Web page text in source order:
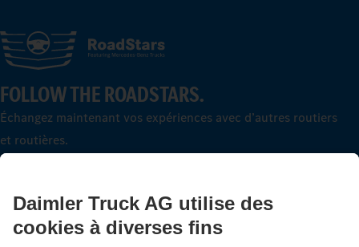
FOLLOW THE ROADSTARS.
Échangez maintenant vos expériences avec d’autres routiers
et routières.